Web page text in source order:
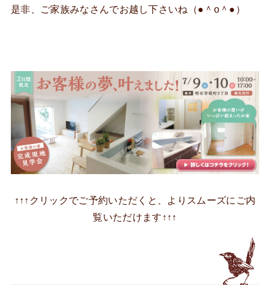
是非、ご家族みなさんでお越し下さいね（●＾o＾●）
↑↑↑クリックでご予約いただくと、よりスムーズにご内
覧いただけます↑↑↑